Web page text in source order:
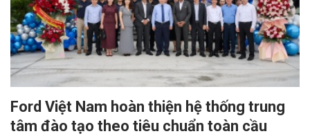
Ford Việt Nam hoàn thiện hệ thống trung
tâm đào tạo theo tiêu chuẩn toàn cầu